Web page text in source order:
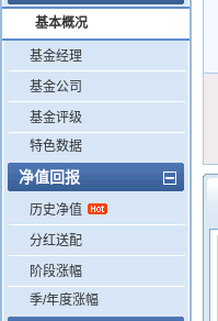
基本概况
基金经理
基金公司
基金评级
特色数据
净值回报
历史净值
分红送配
阶段涨幅
季/年度涨幅